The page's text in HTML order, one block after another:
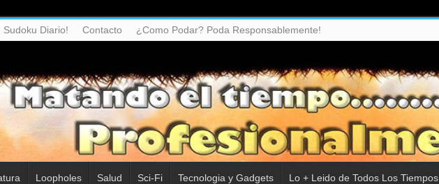
Sudoku Diario! Contacto ¿Como Podar? Poda Responsablemente!
Loopholes Salud Sci-Fi Tecnologia y Gadgets Lo + Leido de Todos Los Tiempos